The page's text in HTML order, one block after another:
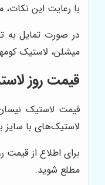
با رعایت این
در صورت تمایل به
میشلن، لاستیک
قیمت روز
قیمت لاستیک
لاستیک‌های با سایز
برای اطلاع از
مطلع شوید.